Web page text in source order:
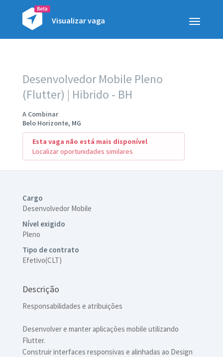
Toggle
Visualizar vaga
Desenvolvedor Mobile Pleno
(Flutter) | Hibrido - BH
A Combinar
Belo Horizonte, MG
Esta vaga não está mais disponível
Localizar oportunidades similares
Cargo
Desenvolvedor Mobile
Nível exigido
Pleno
Tipo de contrato
Efetivo(CLT)
Descrição
Responsabilidades e atribuições
Desenvolver e manter aplicações mobile utilizando
Flutter.
Construir interfaces responsivas e alinhadas ao Design